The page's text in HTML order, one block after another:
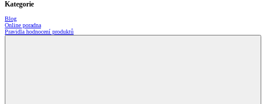
Kategorie
Blog
Online poradna
Pravidla hodnocení produktů